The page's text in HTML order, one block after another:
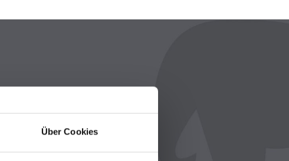
Über Cookies